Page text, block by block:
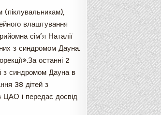
(піклувальникам),
влаштування
сім’я Наталії
з синдромом Дауна.
останні 2
з синдромом Дауна в
38 дітей з
і передає досвід